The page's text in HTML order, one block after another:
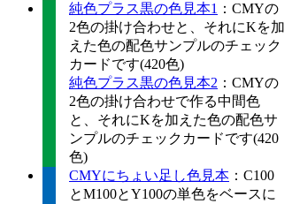
純色プラス黒の色見本1 ：CMYの
2色の掛け合わせと、それにKを加
えた色の配色サンプルのチェック
カードです(420色)
純色プラス黒の色見本2 ：CMYの
2色の掛け合わせで作る中間色
と、それにKを加えた色の配色サ
ンプルのチェックカードです(420
色)
CMYにちょい足し色見本 ：C100
とM100とY100の単色をベースに